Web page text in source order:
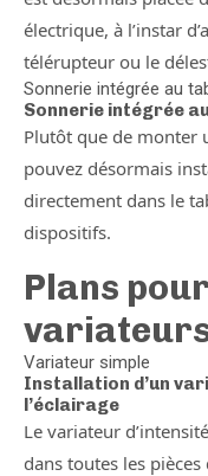
électrique, à l’instar
télérupteur ou le
Sonnerie intégrée au
Sonnerie intégrée
Plutôt que de monter
pouvez désormais
directement dans le
dispositifs.
Plans
Variateur simple
Installation d’un
l’éclairage
Le variateur
dans toutes les